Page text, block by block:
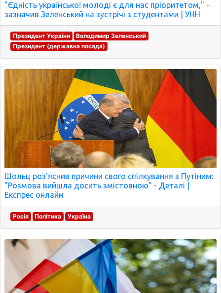
"Єдність української молоді є для нас пріоритетом," -
зазначив Зеленський на зустрічі з студентами | УНН
Президент України
Володимир Зеленський
Президент (державна посада)
Шольц роз'яснив причини свого спілкування з Путіним:
"Розмова вийшла досить змістовною" - Деталі |
Експрес онлайн
Росія Політика Україна